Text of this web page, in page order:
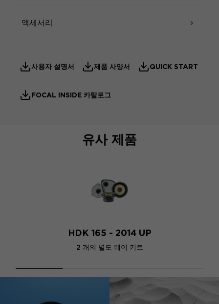
액세서리
사용자 설명서 제품 사양서 QUICK START
FOCAL INSIDE 카탈로그
유사 제품
HDK 165 - 2014 UP
2 개의 별도 웨이 키트